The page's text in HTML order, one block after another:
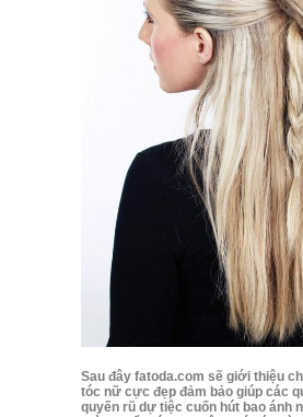
Sau đây fatoda.com sẽ giới thiệu
tóc nữ cực đẹp đảm bảo giúp các
quyến rũ dự tiệc cuốn hút bao ánh